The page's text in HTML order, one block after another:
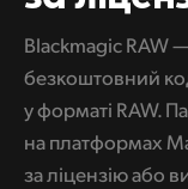
Blackmagic RAW
безкоштовний
у форматі RAW.
на платформах
за ліцензію або